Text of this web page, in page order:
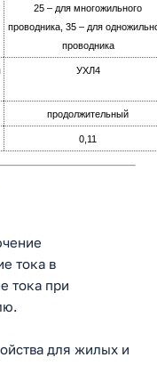
25 – для многожильного
проводника, 35 – для
проводника
УХЛ4
продолжительный
0,11
тока в
тока при
для жилых и